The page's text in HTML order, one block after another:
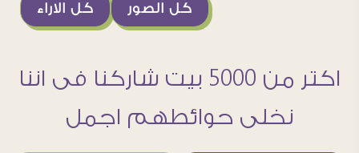
كل الاراء كل الصور
اكتر من 5000 بيت شاركنا فى اننا
نخلى حوائطهم اجمل